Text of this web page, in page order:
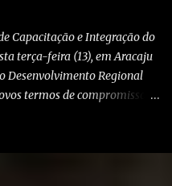
via Pix) é feito, a
tela de "pendênci...
Capacitação e Integração do
terça-feira (13), em Aracaju
Desenvolvimento Regional
termos de compromisso
milhões, com recursos do